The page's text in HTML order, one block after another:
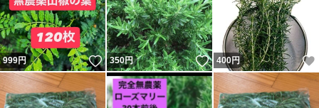
999円 いいね！
350円 いいね！
400円